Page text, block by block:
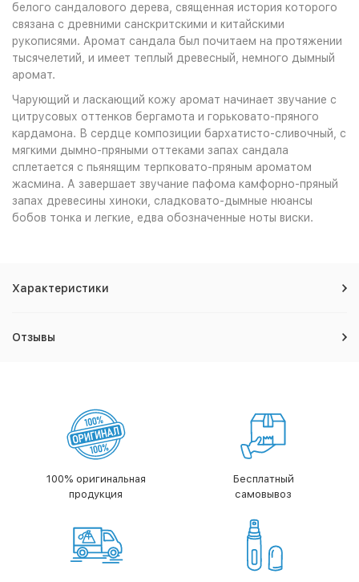
5 590₽
парфюмерная вода 100мл
Артикул: 330203
12 814
Купить
белого сандалового дерева, священная история которого
связана с древними санскритскими и китайскими
рукописями. Аромат сандала был почитаем на протяжении
тысячелетий, и имеет теплый древесный, немного дымный
аромат.
Чарующий и ласкающий кожу аромат начинает звучание с
цитрусовых оттенков бергамота и горьковато-пряного
кардамона. В сердце композиции бархатисто-сливочный, с
мягкими дымно-пряными оттеками запах сандала
сплетается с пьянящим терпковато-пряным ароматом
жасмина. А завершает звучание пафома камфорно-пряный
запах древесины хиноки, сладковато-дымные нюансы
бобов тонка и легкие, едва обозначенные ноты виски.
Характеристики
Отзывы
100% оригинальная
продукция
Бесплатный
самовывоз